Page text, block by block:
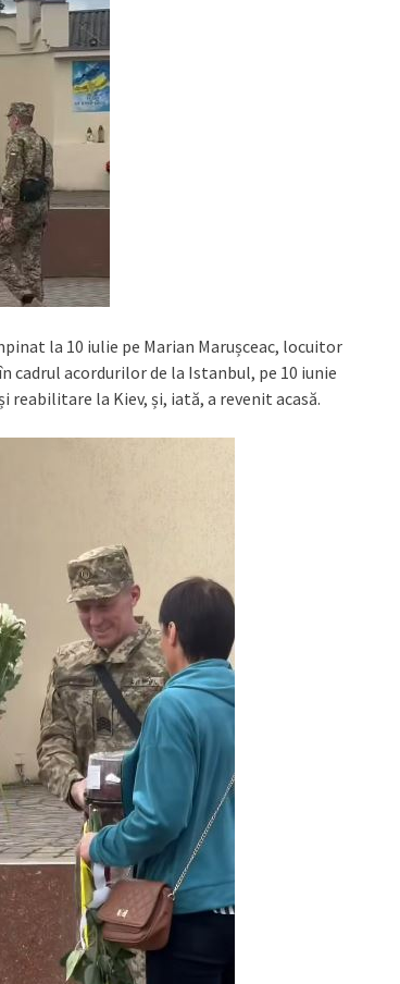
la 10 iulie pe Marian Marușceac, locuitor
cadrul acordurilor de la Istanbul, pe 10 iunie
la Kiev, și, iată, a revenit acasă.